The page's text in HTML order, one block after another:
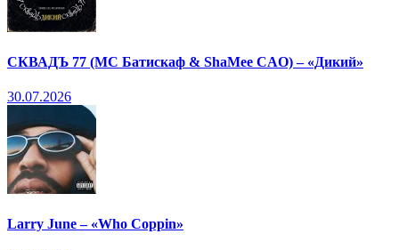
СКВАДЪ 77 (МС Батискаф & ShaMee CAO) – «Дикий»
30.07.2026
Larry June – «Who Coppin»